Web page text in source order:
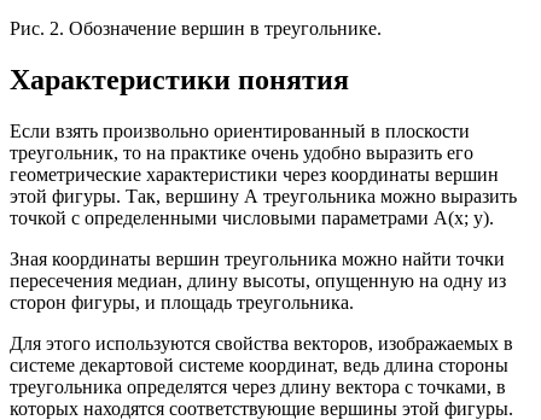
Рис. 2. Обозначение вершин в треугольнике.
Характеристики понятия
Если взять произвольно ориентированный в плоскости
треугольник, то на практике очень удобно выразить его
геометрические характеристики через координаты вершин
этой фигуры. Так, вершину А треугольника можно выразить
точкой с определенными числовыми параметрами А(х; y).
Зная координаты вершин треугольника можно найти точки
пересечения медиан, длину высоты, опущенную на одну из
сторон фигуры, и площадь треугольника.
Для этого используются свойства векторов, изображаемых в
системе декартовой системе координат, ведь длина стороны
треугольника определятся через длину вектора с точками, в
которых находятся соответствующие вершины этой фигуры.